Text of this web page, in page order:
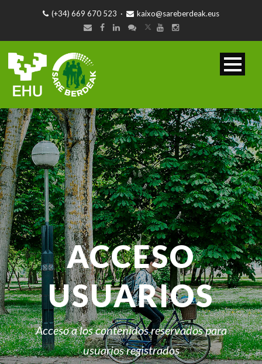
(+34) 669 670 523 · kaixo@sareberdeak.eus
ACCESO
USUARIOS
Acceso a los contenidos reservados para
usuarios registrados